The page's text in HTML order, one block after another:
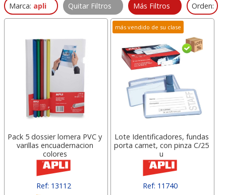
Marca: apli Quitar Filtros Más Filtros Orden:
Pack 5 dossier lomera PVC y
varillas encuadernacion
colores
Ref: 13112
más vendido de su clase
Lote Identificadores, fundas
porta carnet, con pinza C/25
u
Ref: 11740